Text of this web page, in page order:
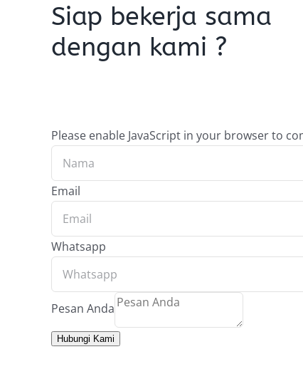
Siap bekerja sama
dengan kami ?
Please enable JavaScript in your browser to
Email
Whatsapp
Pesan Anda
Hubungi Kami